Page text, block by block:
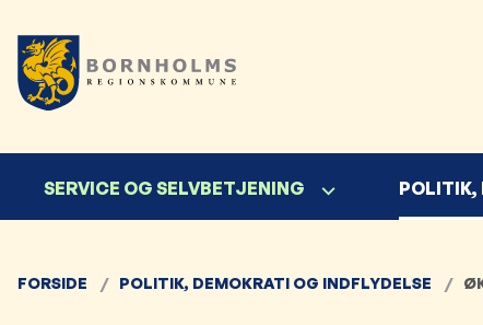
SERVICE OG SELVBETJENING POLITIK,
FORSIDE POLITIK, DEMOKRATI OG INDFLYDELSE